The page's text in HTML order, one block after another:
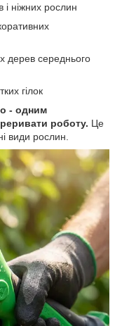
і ніжних рослин
дерев середнього
гілок
- одним
роботу. Це
види рослин.